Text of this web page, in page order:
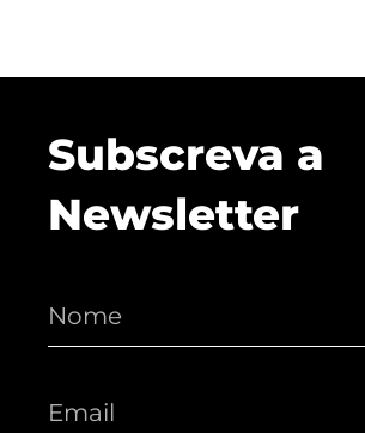
Subscreva a
Newsletter